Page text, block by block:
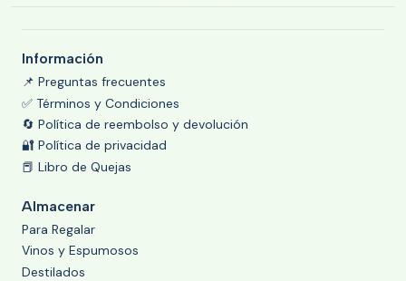
Información
📌 Preguntas frecuentes
✅ Términos y Condiciones
🔄 Política de reembolso y devolución
🔐 Política de privacidad
📕 Libro de Quejas
Almacenar
Para Regalar
Vinos y Espumosos
Destilados